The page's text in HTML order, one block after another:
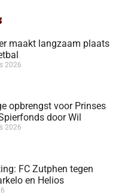
maakt langzaam plaats
2026
opbrengst voor Prinses
door Wil
2026
FC Zutphen tegen
en Helios